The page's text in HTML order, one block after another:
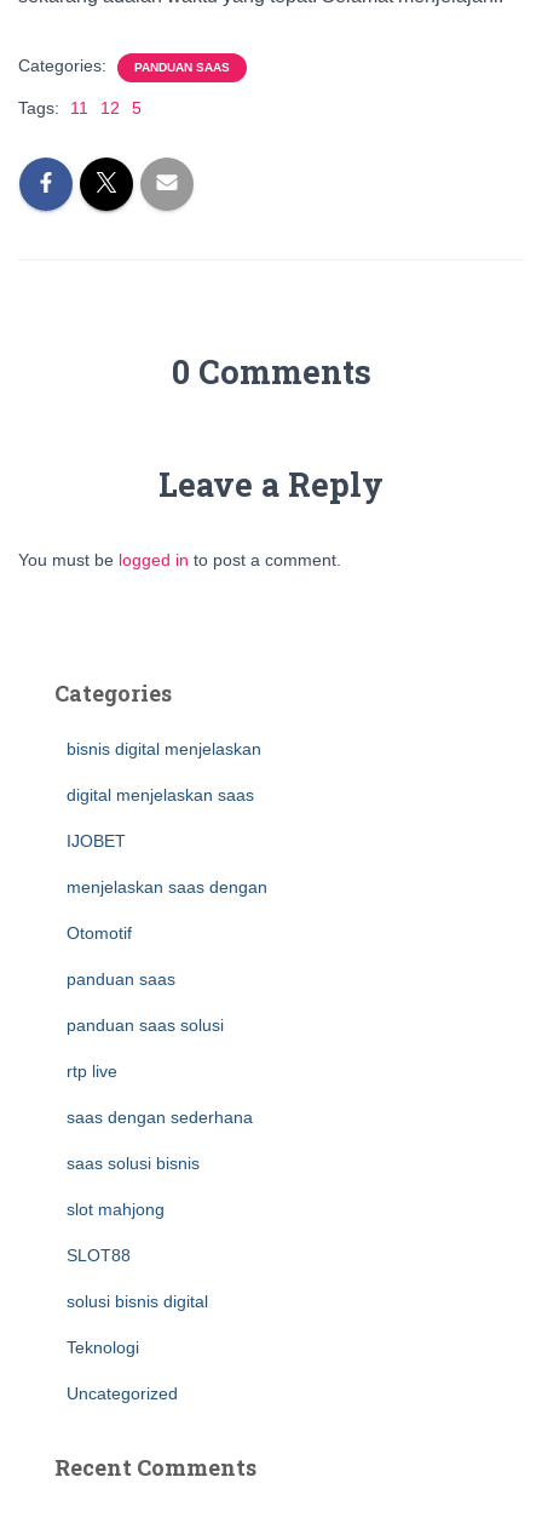
Categories: PANDUAN SAAS
Tags: 11 12 5
0 Comments
Leave a Reply
You must be logged in to post a comment.
Categories
bisnis digital menjelaskan
digital menjelaskan saas
IJOBET
menjelaskan saas dengan
Otomotif
panduan saas
panduan saas solusi
rtp live
saas dengan sederhana
saas solusi bisnis
slot mahjong
SLOT88
solusi bisnis digital
Teknologi
Uncategorized
Recent Comments